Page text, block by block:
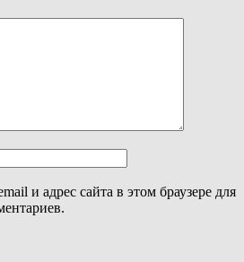
и адрес сайта в этом браузере для